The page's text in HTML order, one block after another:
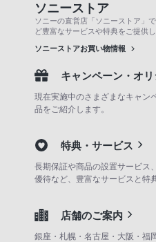
ソニーストア
ソニーの直営店「ソニーストア」
ど豊富なサービスや特典をご提供し
ソニーストアお買い物情報
キャンペーン・オ
現在実施中のさまざまなキャン
品をご紹介します。
特典・サービス
長期保証や商品の設置サービス
優待など、豊富なサービスと特
店舗のご案内
銀座・札幌・名古屋・大阪・福